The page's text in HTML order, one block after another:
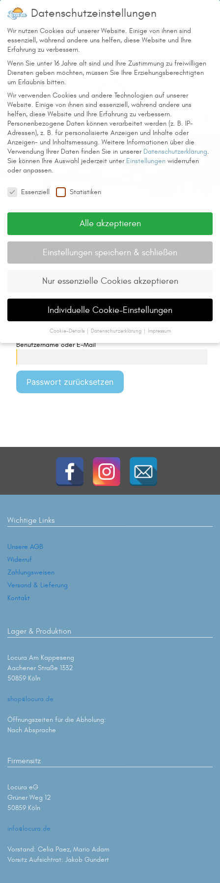
Inhalt
springen
Zurück zur Homepage Empanadas
Catering Wo sind wir? Kollektiv
Shop
Registrieren/Login
Menü
Passwort vergessen
Hast du dein Passwort vergessen? Bitte gib deinen
Benutzernamen oder E-Mail-Adresse ein. Du erhältst
einen Link per E-Mail, womit du dir ein neues Passwort
erstellen kannst.
Benutzername oder E-Mail
Passwort zurücksetzen
Wichtige Links
Unsere AGB
Widerruf
Zahlungsweisen
Versand & Lieferung
Kontakt
Lager & Produktion
Locura Am Kappeseng
Aachener Straße 1332
50859 Köln
shop@locura.de
Öffnungszeiten für die Abholung:
Nach Absprache
Firmensitz
Locura eG
Grüner Weg 12
50859 Köln
info@locura.de
Vorstand: Celia Paez, Mario Adam
Vorsitz Aufsichtrat: Jakob Gundert
Datenschutzeinstellungen
Wir nutzen Cookies auf unserer Website. Einige von ihnen sind
essenziell, während andere uns helfen, diese Website und Ihre
Erfahrung zu verbessern.
Wenn Sie unter 16 Jahre alt sind und Ihre Zustimmung zu freiwilligen
Diensten geben möchten, müssen Sie Ihre Erziehungsberechtigten
um Erlaubnis bitten.
Wir verwenden Cookies und andere Technologien auf unserer
Website. Einige von ihnen sind essenziell, während andere uns
helfen, diese Website und Ihre Erfahrung zu verbessern.
Personenbezogene Daten können verarbeitet werden (z. B. IP-
Adressen), z. B. für personalisierte Anzeigen und Inhalte oder
Anzeigen- und Inhaltsmessung. Weitere Informationen über die
Verwendung Ihrer Daten finden Sie in unserer Datenschutzerklärung.
Sie können Ihre Auswahl jederzeit unter Einstellungen widerrufen
oder anpassen.
Essenziell
Statistiken
Alle akzeptieren
Einstellungen speichern & schließen
Nur essenzielle Cookies akzeptieren
Individuelle Cookie-Einstellungen
Cookie-Details Datenschutzerklärung Impressum
Datenschutzeinstellungen
Erziehungsberechtigten um Erlaubnis bitten.
Wir verwenden Cookies und andere Technologien auf
und Inhaltsmessung. Weitere Informationen über die
Verwendung Ihrer Daten finden Sie in unserer
Datenschutzerklärung
Hier finden Sie eine Übersicht über alle verwendeten
Cookies. Sie können Ihre Zustimmung zu ganzen
Kategorien geben oder sich weitere Informationen
Nur essenzielle Cookies akzeptieren
Essenziell (6)
Cookie-Informationen anzeigen
Statistik Cookies erfassen Informationen anonym. Diese
Website nutzen.